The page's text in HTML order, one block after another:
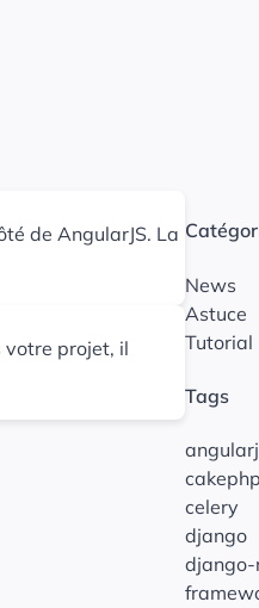
de AngularJS. La
votre projet, il
News
Astuce
Tutorial
Tags
cakephp
celery
django